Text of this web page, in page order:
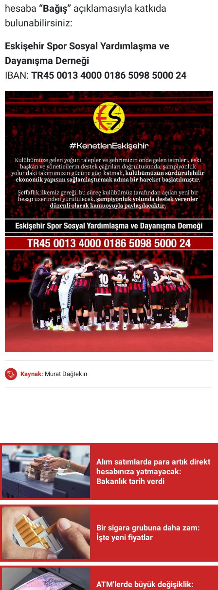
hesaba “Bağış” açıklamasıyla katkıda
bulunabilirsiniz:
Eskişehir Spor Sosyal Yardımlaşma ve
Dayanışma Derneği
IBAN: TR45 0013 4000 0186 5098 5000 24
Kaynak: Murat Dağtekin
Alım satımlarda para artık direkt
hesabınıza yatmayacak:
Bakanlık tarih verdi
Bir sigara grubuna daha zam:
İşte yeni fiyatlar
ATM'lerde büyük değişiklik: